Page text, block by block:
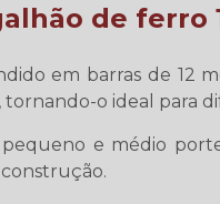
de ferro
em barras de 12
o ideal para
e médio